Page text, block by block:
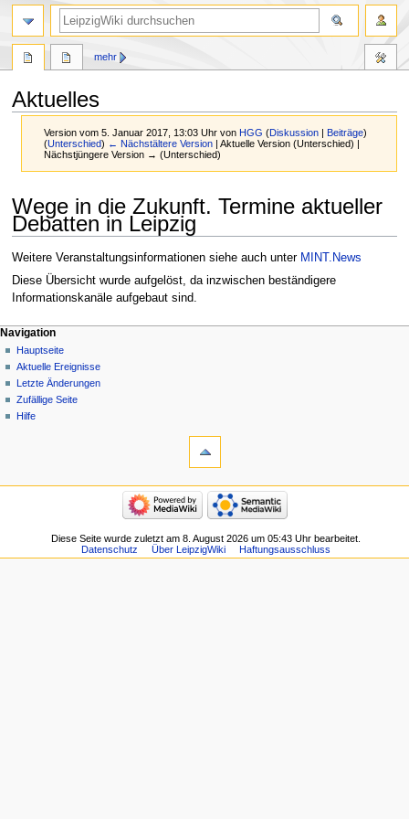
Aktuelles
Version vom 5. Januar 2017, 13:03 Uhr vonHGG (Diskussion |Beiträge)
(Unterschied) ← Nächstältere Version | Aktuelle Version (Unterschied) |
Nächstjüngere Version → (Unterschied)
Navigation
springen
Suche
springen
Wege in die Zukunft. Termine aktueller
Debatten in Leipzig
Weitere Veranstaltungsinformationen siehe auch unter MINT.News
Diese Übersicht wurde aufgelöst, da inzwischen beständigere
Informationskanäle aufgebaut sind.
mehr
Navigation
Hauptseite
Aktuelle Ereignisse
Letzte Änderungen
Zufällige Seite
Hilfe
Diese Seite wurde zuletzt am 8. August 2026 um 05:43 Uhr bearbeitet.
Datenschutz
Über LeipzigWiki Haftungsausschluss